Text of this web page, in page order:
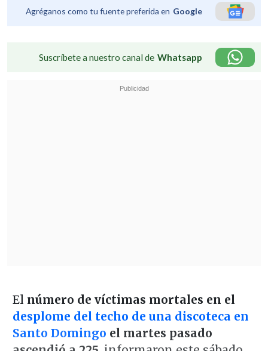
Agréganos como tu fuente preferida en Google
Suscríbete a nuestro canal de Whatsapp
El número de víctimas mortales en el
desplome del techo de una discoteca en
Santo Domingo el martes pasado